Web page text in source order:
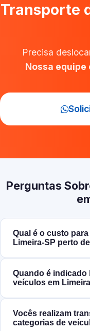
Transporte
Precisa
Nossa
Perguntas
Qual é o custo
Limeira‑SP perto
Quando é
veículos em
Vocês realizam
categorias de